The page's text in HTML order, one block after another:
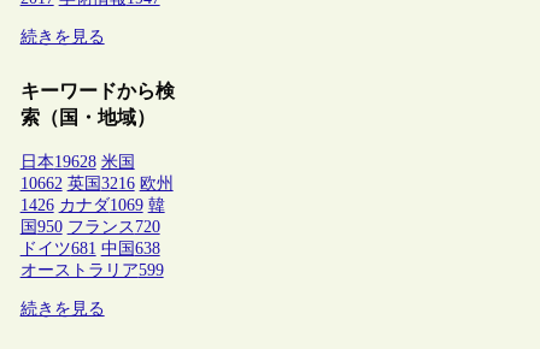
続きを見る
キーワードから検
索（国・地域）
日本19628 米国
10662 英国3216 欧州
1426 カナダ1069 韓
国950 フランス 720
ドイツ681 中国638
オーストラリア599
続きを見る